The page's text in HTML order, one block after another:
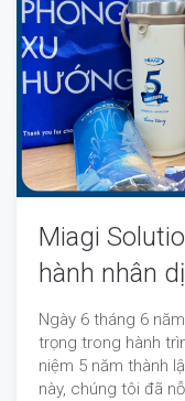
Miagi
hành nhân
Ngày 6 tháng 6
trọng trong hành
niệm 5 năm thành
này, chúng tôi đã